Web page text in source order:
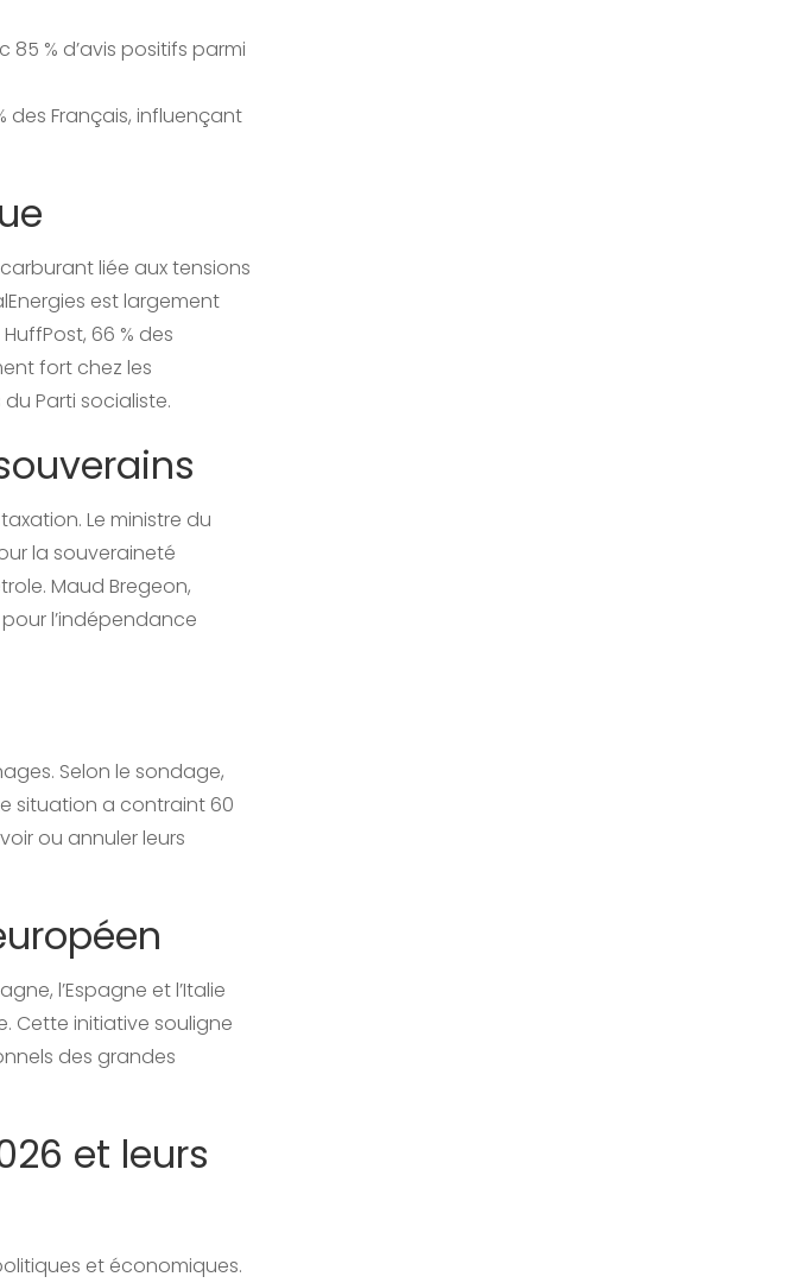
% d’avis positifs parmi
Français, influençant
liée aux tensions
est largement
66 % des
fort chez les
Parti socialiste.
Le ministre du
la souveraineté
Maud Bregeon,
l’indépendance
Selon le sondage,
situation a contraint 60
ou annuler leurs
l’Espagne et l’Italie
Cette initiative souligne
des grandes
et leurs
et économiques.